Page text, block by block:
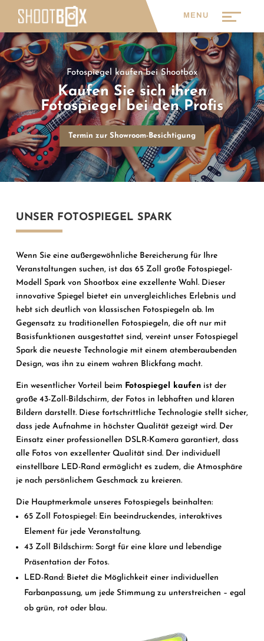
Fotospiegel kaufen bei Shootbox
Kaufen Sie sich ihren
Fotospiegel bei den Profis
Termin zur Showroom-Besichtigung
UNSER FOTOSPIEGEL SPARK
Wenn Sie eine außergewöhnliche Bereicherung für Ihre
Veranstaltungen suchen, ist das 65 Zoll große Fotospiegel-
Modell Spark von Shootbox eine exzellente Wahl. Dieser
innovative Spiegel bietet ein unvergleichliches Erlebnis und
hebt sich deutlich von klassischen Fotospiegeln ab. Im
Gegensatz zu traditionellen Fotospiegeln, die oft nur mit
Basisfunktionen ausgestattet sind, vereint unser Fotospiegel
Spark die neueste Technologie mit einem atemberaubenden
Design, was ihn zu einem wahren Blickfang macht.
Ein wesentlicher Vorteil beim Fotospiegel kaufenist der
große 43-Zoll-Bildschirm, der Fotos in lebhaften und klaren
Bildern darstellt. Diese fortschrittliche Technologie stellt sicher,
dass jede Aufnahme in höchster Qualität gezeigt wird. Der
Einsatz einer professionellen DSLR-Kamera garantiert, dass
alle Fotos von exzellenter Qualität sind. Der individuell
einstellbare LED-Rand ermöglicht es zudem, die Atmosphäre
je nach persönlichem Geschmack zu kreieren.
Die Hauptmerkmale unseres Fotospiegels beinhalten:
65 Zoll Fotospiegel: Ein beeindruckendes, interaktives
Element für jede Veranstaltung.
43 Zoll Bildschirm: Sorgt für eine klare und lebendige
Präsentation der Fotos.
LED-Rand: Bietet die Möglichkeit einer individuellen
Farbanpassung, um jede Stimmung zu unterstreichen – egal
ob grün, rot oder blau.